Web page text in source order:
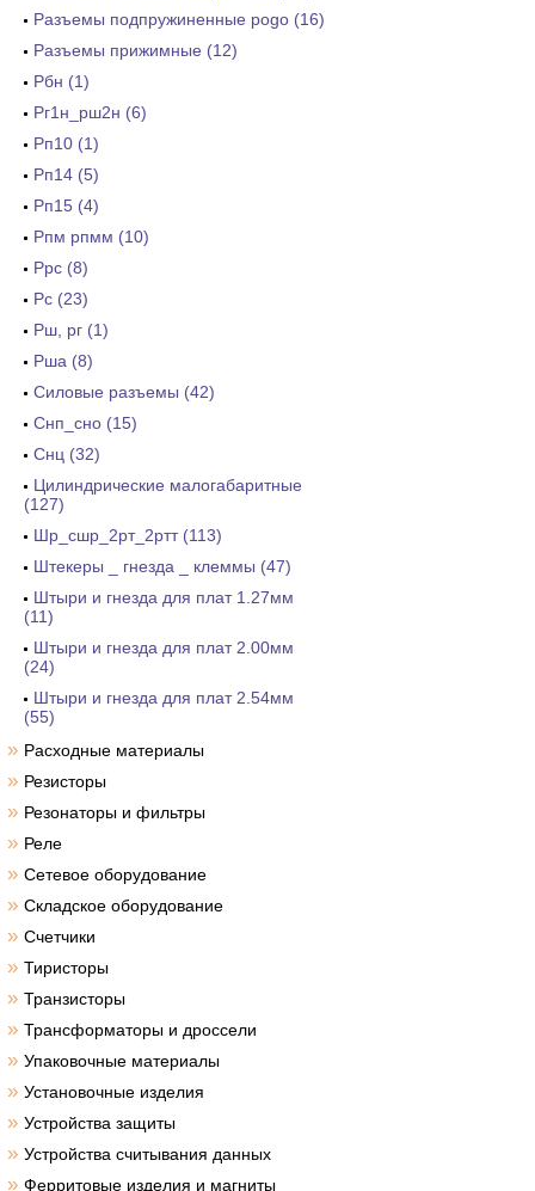
Разъемы подпружиненные pogo (16)
Разъемы прижимные (12)
Рбн (1)
Рг1н_рш2н (6)
Рп10 (1)
Рп14 (5)
Рп15 (4)
Рпм рпмм (10)
Ррс (8)
Рс (23)
Рш, рг (1)
Рша (8)
Силовые разъемы (42)
Снп_сно (15)
Снц (32)
Цилиндрические малогабаритные
(127)
Шр_сшр_2рт_2ртт (113)
Штекеры _ гнезда _ клеммы (47)
Штыри и гнезда для плат 1.27мм
(11)
Штыри и гнезда для плат 2.00мм
(24)
Штыри и гнезда для плат 2.54мм
(55)
» Расходные материалы
» Резисторы
» Резонаторы и фильтры
» Реле
» Сетевое оборудование
» Складское оборудование
» Счетчики
» Тиристоры
» Транзисторы
» Трансформаторы и дроссели
» Упаковочные материалы
» Установочные изделия
» Устройства защиты
» Устройства считывания данных
» Ферритовые изделия и магниты